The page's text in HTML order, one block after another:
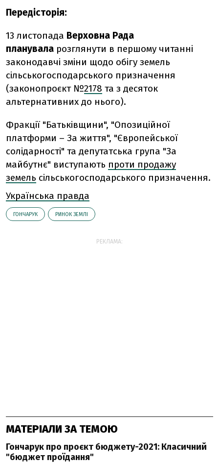
Передісторія:
13 листопада Верховна Рада
планувала розглянути в першому читанні
законодавчі зміни щодо обігу земель
сільськогосподарського призначення
(законопроєкт №2178 та з десяток
альтернативних до нього).
Фракції "Батьківщини", "Опозиційної
платформи – За життя", "Європейської
солідарності" та депутатська група "За
майбутнє" виступають проти продажу
земель сільськогосподарського призначення.
Українська правда
ГОНЧАРУК РИНОК ЗЕМЛІ
РЕКЛАМА:
МАТЕРІАЛИ ЗА ТЕМОЮ
Гончарук про проєкт бюджету-2021: Класичний
"бюджет проїдання"